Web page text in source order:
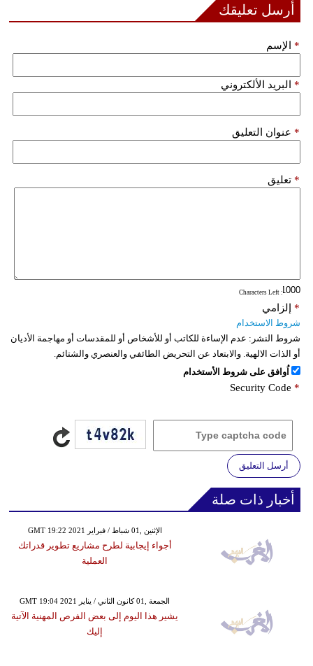
أرسل تعليقك
الإسم *
البريد الألكتروني *
عنوان التعليق *
تعليق *
: Characters Left
إلزامي *
شروط الاستخدام
شروط النشر: عدم الإساءة للكاتب أو للأشخاص أو للمقدسات أو مهاجمة الأديان
أو الذات الالهية. والابتعاد عن التحريض الطائفي والعنصري والشتائم.
اُوافق على شروط الأستخدام
Security Code *
أرسل التعليق
أخبار ذات صلة
GMT 19:22 2021 الإثنين ,01 شباط / فبراير
أجواء إيجابية لطرح مشاريع تطوير قدراتك
العملية
GMT 19:04 2021 الجمعة ,01 كانون الثاني / يناير
يشير هذا اليوم إلى بعض الفرص المهنية الآتية
إليك